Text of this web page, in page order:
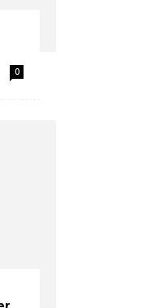
0